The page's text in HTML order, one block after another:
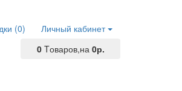
Личный кабинет
(0)
0 Tоваров,на 0р.